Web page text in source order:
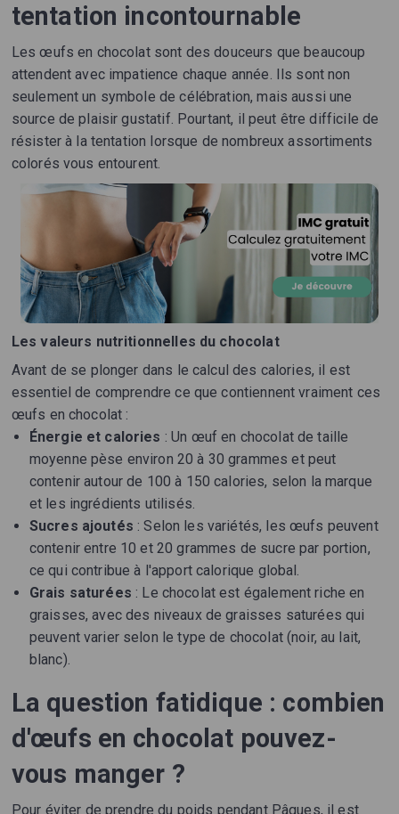
tentation incontournable
Les œufs en chocolat sont des douceurs que beaucoup
attendent avec impatience chaque année. Ils sont non
seulement un symbole de célébration, mais aussi une
source de plaisir gustatif. Pourtant, il peut être difficile de
résister à la tentation lorsque de nombreux assortiments
colorés vous entourent.
Les valeurs nutritionnelles du chocolat
Avant de se plonger dans le calcul des calories, il est
essentiel de comprendre ce que contiennent vraiment ces
œufs en chocolat :
Énergie et calories : Un œuf en chocolat de taille
moyenne pèse environ 20 à 30 grammes et peut
contenir autour de 100 à 150 calories, selon la marque
et les ingrédients utilisés.
Sucres ajoutés : Selon les variétés, les œufs peuvent
contenir entre 10 et 20 grammes de sucre par portion,
ce qui contribue à l'apport calorique global.
Grais saturées : Le chocolat est également riche en
graisses, avec des niveaux de graisses saturées qui
peuvent varier selon le type de chocolat (noir, au lait,
blanc).
La question fatidique : combien
d'œufs en chocolat pouvez-
vous manger ?
Pour éviter de prendre du poids pendant Pâques, il est